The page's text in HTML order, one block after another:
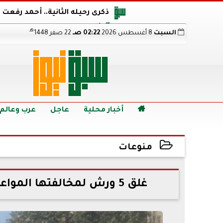
ذكرى رحيله الثانية.. أحمد
أجويرو يحذر الأرجنتين من
رابط نتيجة الدبلومات الفنية 2026 برقم الجلوس.. اعرف خطوات الاستعلام فور اعتمادها
السبت 02:22 صـ هـ
 أخبار محلية عاجل عرب وعالم
منوعات
2022-06-29 07:43:34
غلق 5 ورش لمخالفتها المواعيد الصيفية ورفع 1255 طن قمامة بالبدرشين